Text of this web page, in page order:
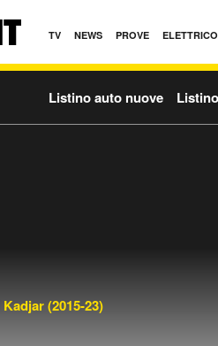
TV NEWS PROVE ELETTRICO
Listino auto nuove
Kadjar (2015-23)